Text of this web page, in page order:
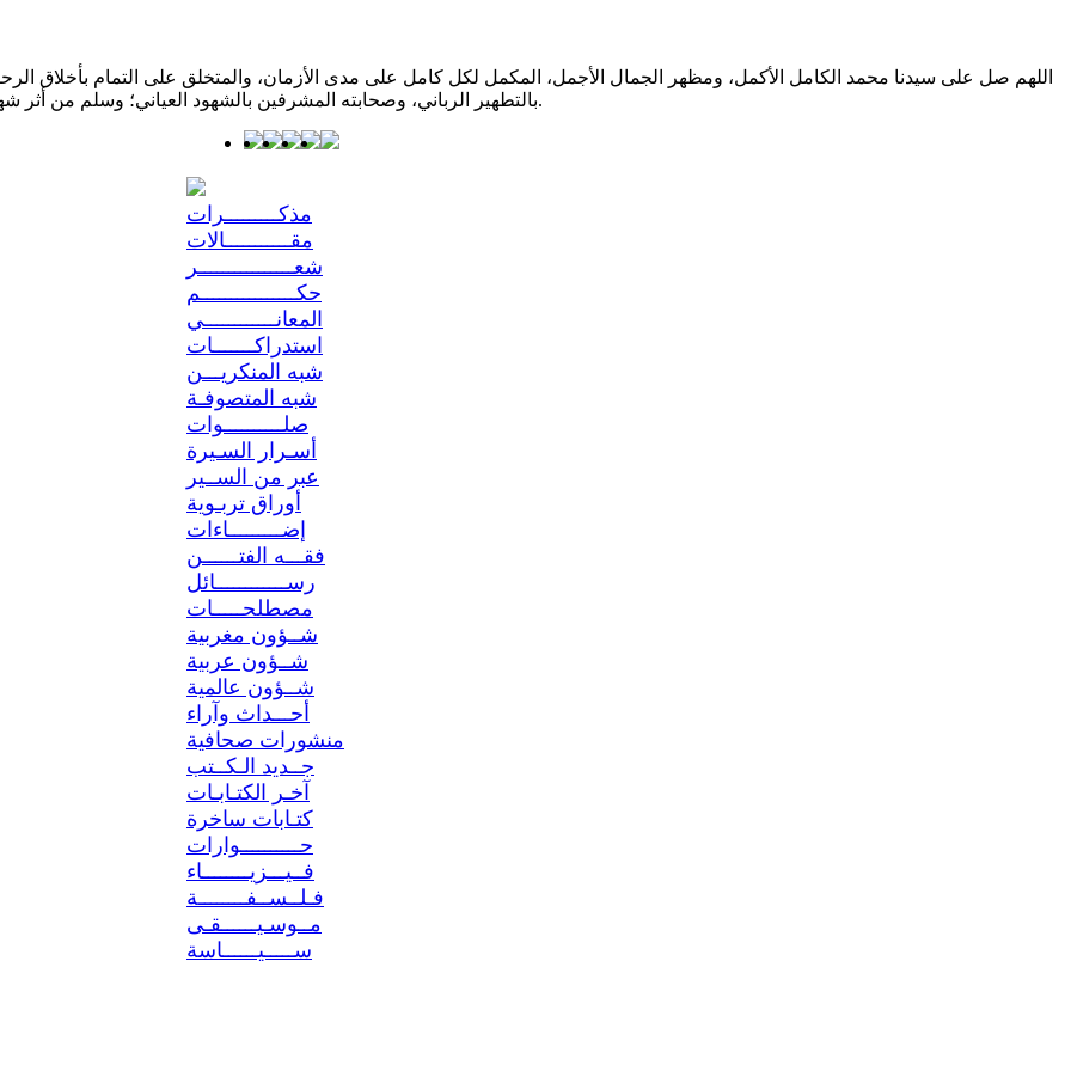
اللهم صل على سيدنا محمد الكامل الأكمل، ومظهر الجمال الأجمل، المكمل لكل كامل على مدى الأزمان، والمتخلق على التمام بأخلاق
بالتطهير الرباني، وصحابته المشرفين بالشهود العياني؛ وسلم من أثر شهود نفوسنا صلاتنا عليه تسليما. والحمد لله المنعم المفضل حمدا عميما.
مذكـــــــــرات
مقـــــــــــالات
شعــــــــــــــــر
حكــــــــــــــــم
المعانــــــــــــي
استدراكـــــــات
شبه المنكريـــن
شبه المتصوفـة
صلــــــــــوات
أسـرار السـيرة
عبر من الســير
أوراق تربـوية
إضـــــــــاءات
فقـــه الفتــــــن
رســــــــــــائل
مصطلحـــــات
شــؤون مغربية
شــؤون عربية
شــؤون عالمية
أحـــداث وآراء
منشورات صحافية
جــديد الـكــتب
آخـر الكتـابـات
كتـابات ساخرة
حــــــــــوارات
فــيـــزيــــــــاء
فـلــســفــــــــة
مــوسـيــــــقـى
ســـــيــــــاسة